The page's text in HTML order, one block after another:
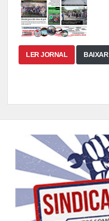
LER JORNAL BAIXAR